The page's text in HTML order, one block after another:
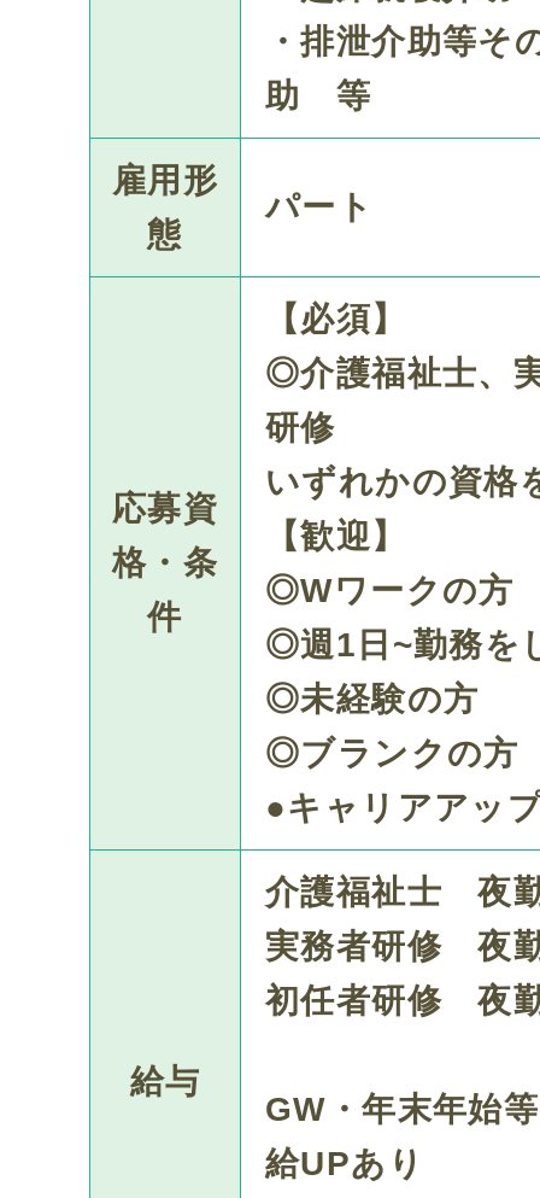
プライバシーポリシー
・排泄介助等そ
助 等
雇用形
態
パート
応募資
格・条
件
【必須】
◎介護福祉士、
研修
いずれかの資格
【歓迎】
◎Wワークの方
◎週1日~勤務を
◎未経験の方
◎ブランクの方
●キャリアアッ
給与
介護福祉士 夜
実務者研修 夜
初任者研修 夜
GW・年末年始
給UPあり